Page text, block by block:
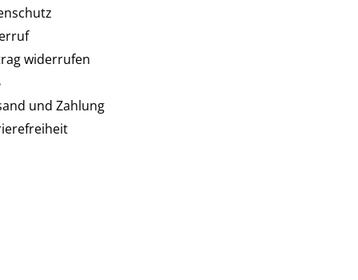
widerrufen
und Zahlung